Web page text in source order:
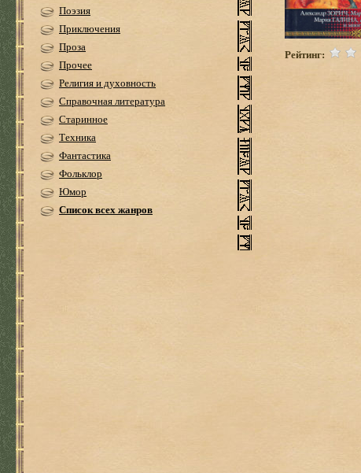
Поэзия
Приключения
Проза
Прочее
Религия и духовность
Справочная литература
Старинное
Техника
Фантастика
Фольклор
Юмор
Список всех жанров
Рейтинг: